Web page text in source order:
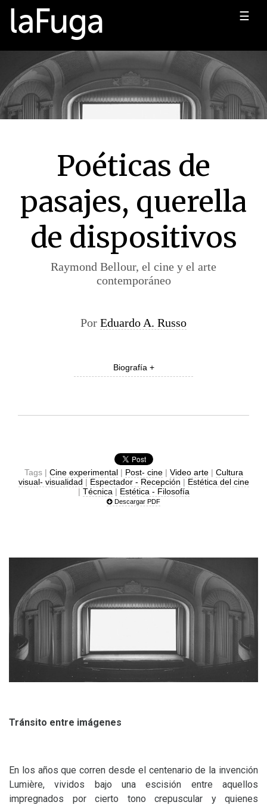
☰
Poéticas de
pasajes, querella
de dispositivos
Raymond Bellour, el cine y el arte
contemporáneo
Por Eduardo A. Russo
Biografía +
Tags | Cine experimental| Post- cine| Video arte| Cultura
visual- visualidad | Espectador - Recepción | Estética del cine
| Técnica | Estética - Filosofía
Descargar PDF
Tránsito entre imágenes
En los años que corren desde el centenario de la invención
Lumière, vividos bajo una escisión entre aquellos
impregnados por cierto tono crepuscular y quienes